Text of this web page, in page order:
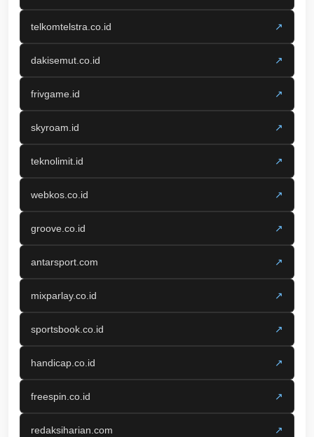
telkomtelstra.co.id ↗
dakisemut.co.id ↗
frivgame.id ↗
skyroam.id ↗
teknolimit.id ↗
webkos.co.id ↗
groove.co.id ↗
antarsport.com ↗
mixparlay.co.id ↗
sportsbook.co.id ↗
handicap.co.id ↗
freespin.co.id ↗
redaksiharian.com ↗